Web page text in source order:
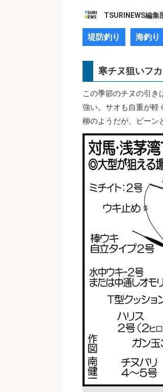
TSURINEWS編集
堤防釣り 海釣り
寒チヌ狙いフ
この季節のチヌの引き
強い。サオも自重が軽
柳のようだが、ピーン